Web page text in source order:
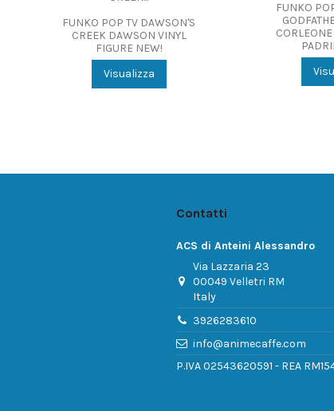
FUNKO POP TV DAWSON'S
CREEK DAWSON VINYL
FIGURE NEW!
Visualizza
FUNKO
Contatti
ACS di Anteini Alessandro
Via Lazzaria 23
00049 Velletri RM
Italy
3926283610
info@animecaffe.com
P.IVA 02543620591 - REA